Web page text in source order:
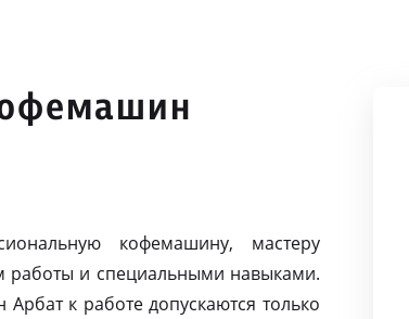
кофемашину, мастеру
работы и специальными навыками.
к работе допускаются только